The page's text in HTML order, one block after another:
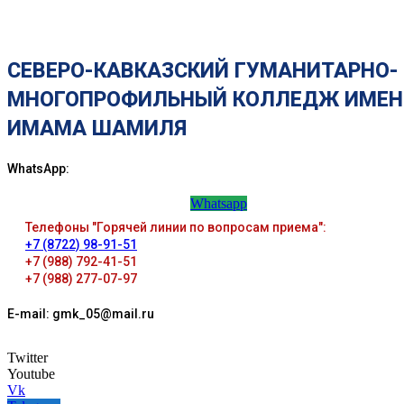
СЕВЕРО-КАВКАЗСКИЙ ГУМАНИТАРНО-
МНОГОПРОФИЛЬНЫЙ КОЛЛЕДЖ
ИМАМА ШАМИЛЯ
WhatsApp:
Whatsapp
Телефоны "Горячей линии по вопросам приема":
+7 (8722) 98-91-51
+7 (988) 792-41-51
+7 (988) 277-07-97
E-mail: gmk_05@mail.ru
Twitter
Youtube
Vk